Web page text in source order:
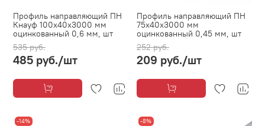
Профиль направляющий ПН
Кнауф 100х40х3000 мм
оцинкованный 0,6 мм, шт
535 руб.
485 руб./шт
Профиль направляющий ПН
75х40х3000 мм
оцинкованный 0,45 мм, шт
252 руб.
209 руб./шт
-14% -8%